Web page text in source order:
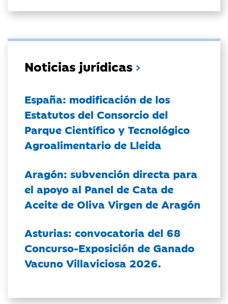
Noticias jurídicas
España: modificación de los
Estatutos del Consorcio del
Parque Científico y Tecnológico
Agroalimentario de Lleida
Aragón: subvención directa para
el apoyo al Panel de Cata de
Aceite de Oliva Virgen de Aragón
Asturias: convocatoria del 68
Concurso-Exposición de Ganado
Vacuno Villaviciosa 2026.